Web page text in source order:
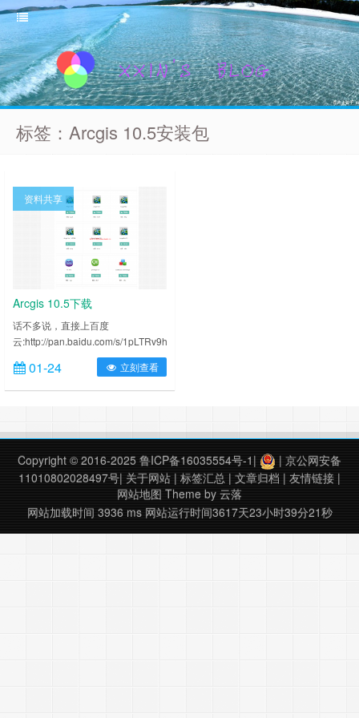
标签：Arcgis 10.5安装包
资料共享
Arcgis 10.5下载
话不多说，直接上百度
云:http://pan.baidu.com/s/1pLTRv9h
密码：lc52 因为没有破解，所以暂
时只能申请60天试用，申请试用教
程：
https://www.ixxin.cn/software.html
……
01-24 立刻查看
Copyright © 2016-2025 鲁ICP备16035554号-1 | | 京公网安备
11010802028497号| 关于网站 | 标签汇总 | 文章归档 | 友情链接 |
网站地图 Theme by 云落
网站加载时间 3936 ms 网站运行时间3617天23小时39分22秒